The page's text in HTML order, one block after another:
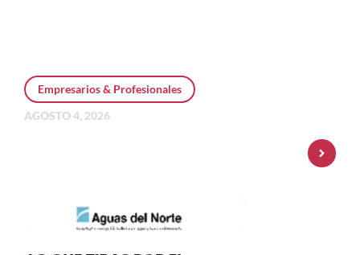
Empresarios & Profesionales
AGOSTO 4, 2026